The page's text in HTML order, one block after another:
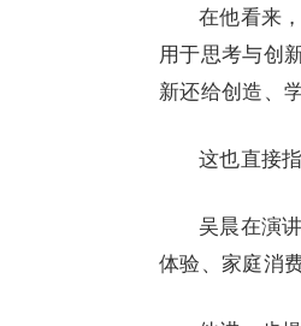
在他看来
用于思考与创
新还给创造、
这也直接
吴晨在演
体验、家庭消